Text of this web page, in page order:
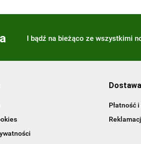
I bądź na bieżąco ze wszystkimi
Płatność